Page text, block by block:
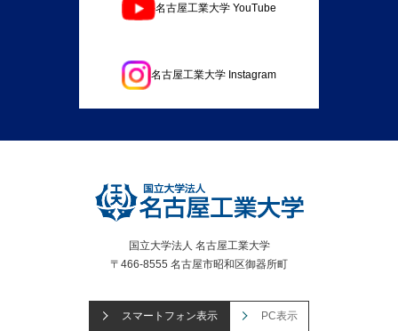
名古屋工業大学 YouTube
名古屋工業大学 Instagram
国立大学法人 名古屋工業大学
〒466-8555 名古屋市昭和区御器所町
スマートフォン表示 PC表示